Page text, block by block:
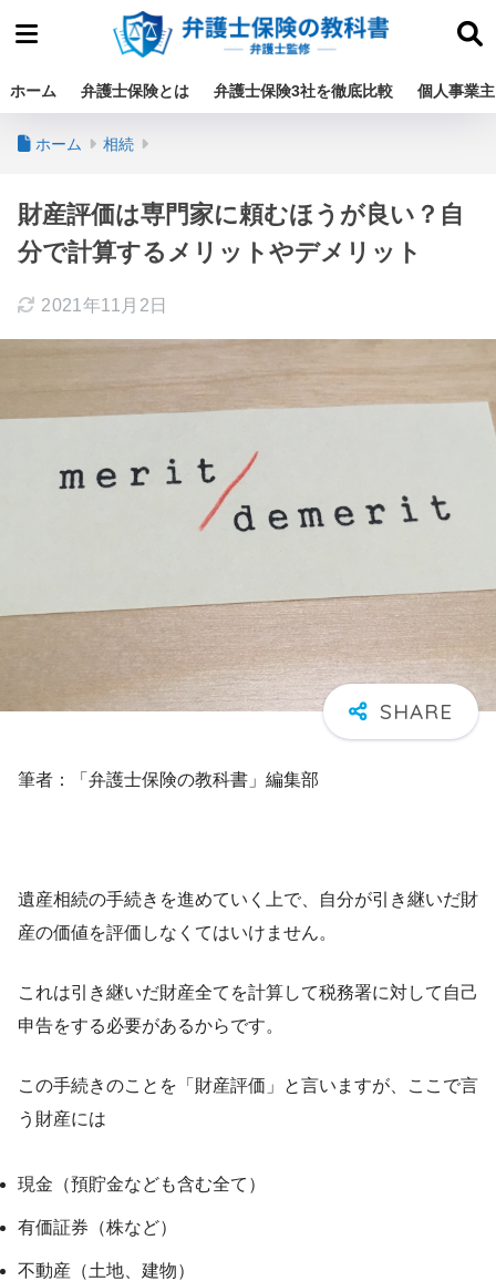
ホーム 弁護士保険とは 弁護士保険3社を徹底比較 個人事業
ホーム 相続
財産評価は専門家に頼むほうが良い？自
分で計算するメリットやデメリット
2021年11月2日
筆者：「弁護士保険の教科書」編集部
遺産相続の手続きを進めていく上で、自分が引き継いだ財
産の価値を評価しなくてはいけません。
これは引き継いだ財産全てを計算して税務署に対して自己
申告をする必要があるからです。
この手続きのことを「財産評価」と言いますが、ここで言
う財産には
現金（預貯金なども含む全て）
有価証券（株など）
不動産（土地、建物）